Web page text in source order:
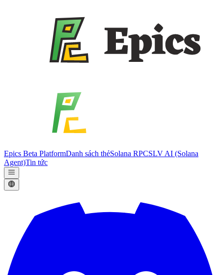
Epics Beta PlatformDanh sách thẻSolana RPCSLV AI (Solana
Agent)Tin tức